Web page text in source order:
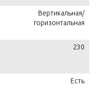
Вертикальная/
горизонтальная
230
Есть